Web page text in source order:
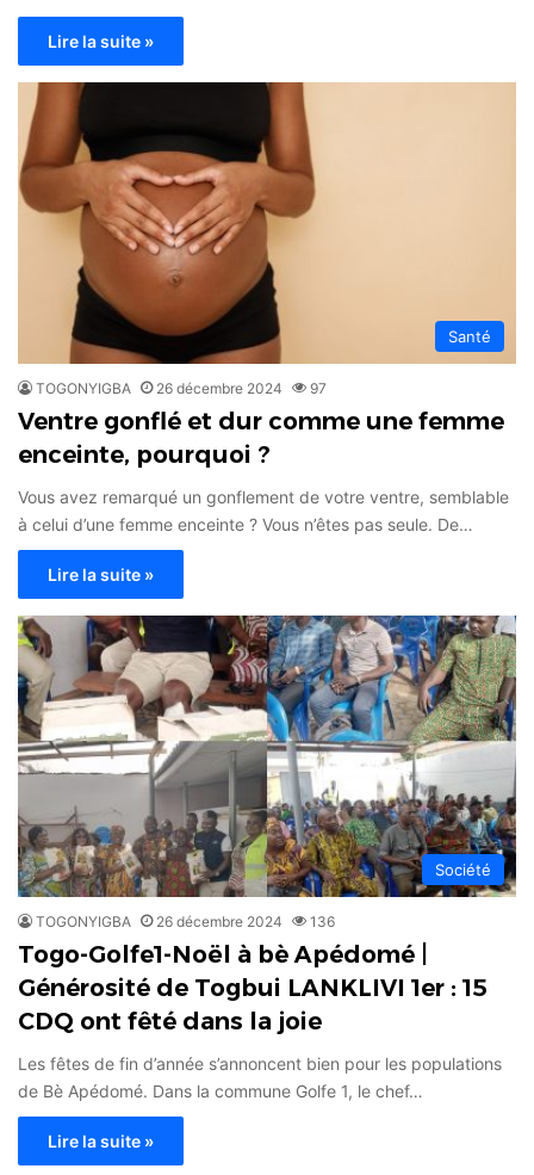
Lire la suite »
Santé
TOGONYIGBA 26 décembre 2024 97
Ventre gonflé et dur comme une femme
enceinte, pourquoi ?
Vous avez remarqué un gonflement de votre ventre, semblable
à celui d’une femme enceinte ? Vous n’êtes pas seule. De…
Lire la suite »
Société
TOGONYIGBA 26 décembre 2024 136
Togo-Golfe1-Noël à bè Apédomé |
Générosité de Togbui LANKLIVI 1er : 15
CDQ ont fêté dans la joie
Les fêtes de fin d’année s’annoncent bien pour les populations
de Bè Apédomé. Dans la commune Golfe 1, le chef…
Lire la suite »